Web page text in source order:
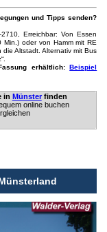
und Tipps senden?
Erreichbar: Von Essen
oder von Hamm mit RE
Altstadt. Alternativ mit Bus
erhältlich:Beispiel
in Münsterfinden
online buchen